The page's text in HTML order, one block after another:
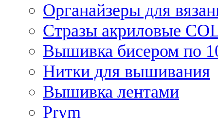
Органайзеры для
Стразы акриловые
Вышивка бисером по
Нитки для вышивания
Вышивка лентами
Prym